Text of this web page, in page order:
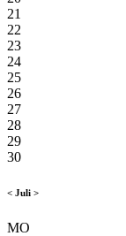
21
22
23
24
25
26
27
28
29
30
< Juli >
MO